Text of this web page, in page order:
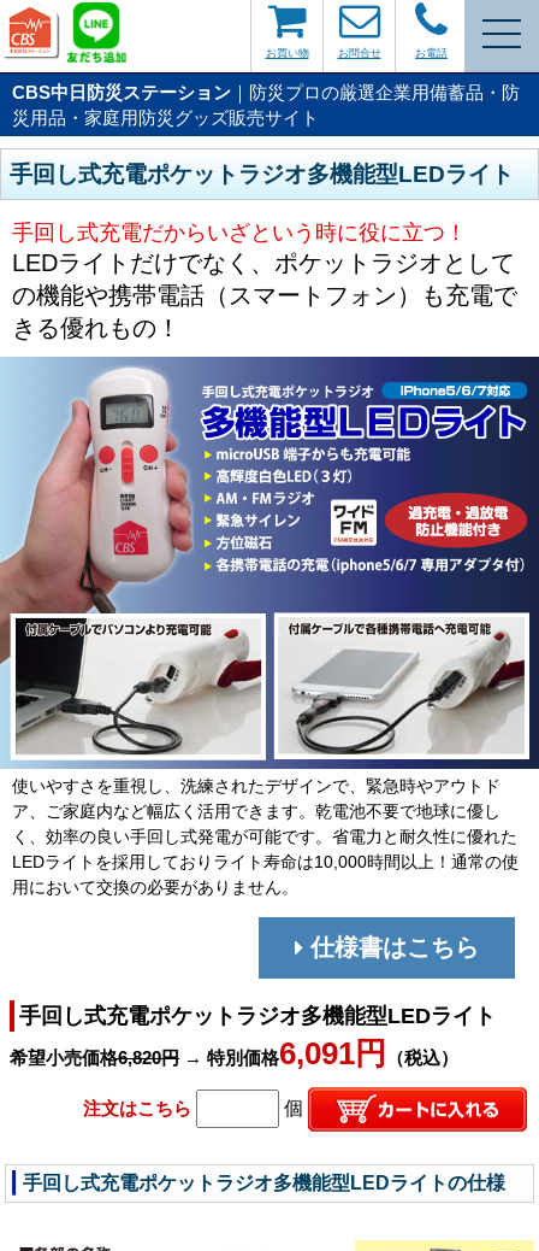
お電話
お問合せ
お買い物
CBS中日防災ステーション ｜防災プロの厳選企業用備蓄品・防
災用品・家庭用防災グッズ販売サイト
手回し式充電ポケットラジオ多機能型LEDライト
手回し式充電だからいざという時に役に立つ！
LEDライトだけでなく、ポケットラジオとして
の機能や携帯電話（スマートフォン）も充電で
きる優れもの！
使いやすさを重視し、洗練されたデザインで、緊急時やアウトド
ア、ご家庭内など幅広く活用できます。乾電池不要で地球に優し
く、効率の良い手回し式発電が可能です。省電力と耐久性に優れた
LEDライトを採用しておりライト寿命は10,000時間以上！通常の使
用において交換の必要がありません。
仕様書はこちら
手回し式充電ポケットラジオ多機能型LEDライト
希望小売価格6,820円 → 特別価格6,091円 （税込）
注文はこちら 個
手回し式充電ポケットラジオ多機能型LEDライトの仕様